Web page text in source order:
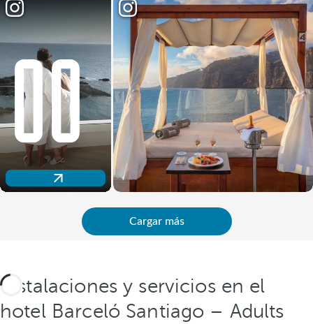
Descubre nuestro espacio wellness
Cargar más
Instalaciones y servicios en el
hotel Barceló Santiago – Adults